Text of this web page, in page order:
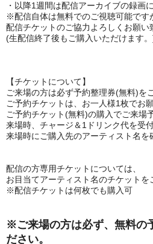
・以降1週間は配信アーカイブの録画
※配信自体は無料でのご視聴可能です
配信チケットのご協力よろしくお願い
(生配信終了後もご購入いただけます
【チケットについて】
ご来場の方は必ず予約整理券(無料)を
ご予約チケットは、お一人様1枚でお
ご予約チケット(無料)の購入でご来場
来場時、チャージ＆1ドリンク代を受
来場時にご購入先のアーティスト名を
配信の方専用チケットについては、
お目当てアーティスト名のチケットを
※配信チケットは何枚でも購入可
※ご来場の方は必ず、無料の
ださい。